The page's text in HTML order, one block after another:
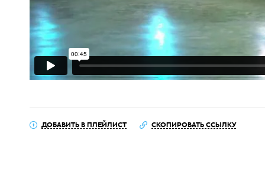
ДОБАВИТЬ В ПЛЕЙЛИСТ СКОПИРОВАТЬ ССЫЛКУ